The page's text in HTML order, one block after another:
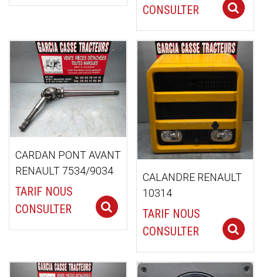
CONSULTER
CARDAN PONT AVANT
RENAULT 7534/9034
TARIF NOUS
CONSULTER
Select options
CALANDRE RENAULT
10314
TARIF NOUS
CONSULTER